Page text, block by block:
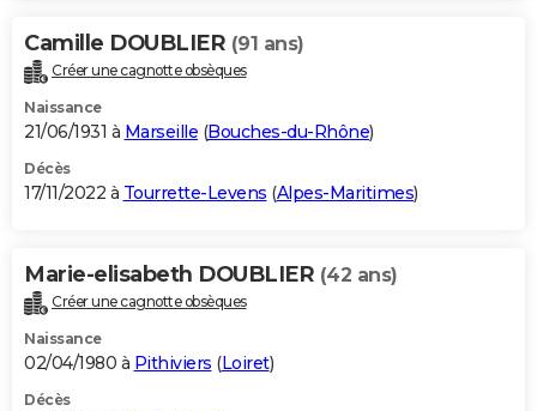
Camille DOUBLIER (91 ans)
Créer une cagnotte obsèques
Naissance
21/06/1931 à Marseille (Bouches-du-Rhône)
Décès
17/11/2022 à Tourrette-Levens (Alpes-Maritimes)
Marie-elisabeth DOUBLIER (42 ans)
Créer une cagnotte obsèques
Naissance
02/04/1980 à Pithiviers (Loiret)
Décès